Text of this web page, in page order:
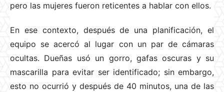
pero las mujeres fueron reticentes a hablar con ellos.
En ese contexto, después de una planificación, el
equipo se acercó al lugar con un par de cámaras
ocultas. Dueñas usó un gorro, gafas oscuras y su
mascarilla para evitar ser identificado; sin embargo,
esto no ocurrió y después de 40 minutos, una de las